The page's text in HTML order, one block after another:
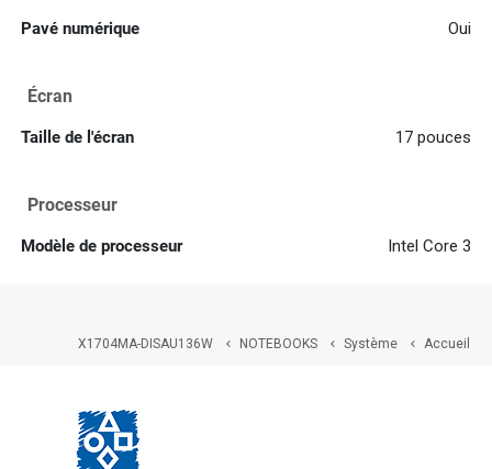
Pavé numérique Oui
Écran
Taille de l'écran 17 pouces
Processeur
Modèle de processeur Intel Core 3
Accueil

Système

NOTEBOOKS

X1704MA-DISAU136W